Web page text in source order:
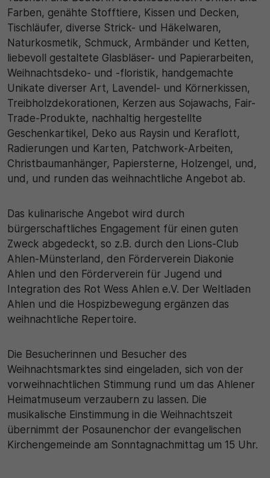
Farben, genähte Stofftiere, Kissen und Decken,
Tischläufer, diverse Strick- und Häkelwaren,
Naturkosmetik, Schmuck, Armbänder und Ketten,
liebevoll gestaltete Glasbläser- und Papierarbeiten,
Weihnachtsdeko- und -floristik, handgemachte
Unikate diverser Art, Lavendel- und Körnerkissen,
Treibholzdekorationen, Kerzen aus Sojawachs, Fair-
Trade-Produkte, nachhaltig hergestellte
Geschenkartikel, Deko aus Raysin und Keraflott,
Radierungen und Karten, Patchwork-Arbeiten,
Christbaumanhänger, Papiersterne, Holzengel, und,
und, und runden das weihnachtliche Angebot ab.
Das kulinarische Angebot wird durch
bürgerschaftliches Engagement für einen guten
Zweck abgedeckt, so z.B. durch den Lions-Club
Ahlen-Münsterland, den Förderverein Diakonie
Ahlen und den Förderverein für Jugend und
Integration des Rot Wess Ahlen e.V. Der Weltladen
Ahlen und die Hospizbewegung ergänzen das
weihnachtliche Repertoire.
Die Besucherinnen und Besucher des
Weihnachtsmarktes sind eingeladen, sich von der
vorweihnachtlichen Stimmung rund um das Ahlener
Heimatmuseum verzaubern zu lassen. Die
musikalische Einstimmung in die Weihnachtszeit
übernimmt der Posaunenchor der evangelischen
Kirchengemeinde am Sonntagnachmittag um 15 Uhr.